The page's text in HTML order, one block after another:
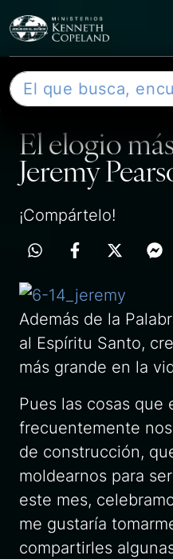
B
u
ENTRADA
El elogio
Jeremy
¡Compártelo!
Además de la
al Espíritu Santo,
más grande en la
Pues las cosas que
frecuentemente
de construcción,
moldearnos para
este mes,
me gustaría
compartirles